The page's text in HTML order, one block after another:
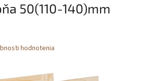
50(110-140)mm
hodnotenia